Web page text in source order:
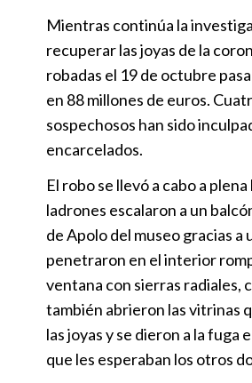
Mientras continúa la
recuperar las joyas de la
robadas el 19 de octubre
en 88 millones de euros.
sospechosos han sido
encarcelados.
El robo se llevó a cabo a
ladrones escalaron a un
de Apolo del museo gracias a
penetraron en el interior
ventana con sierras radiales,
también abrieron las vitrinas
las joyas y se dieron a la fuga
que les esperaban los otros